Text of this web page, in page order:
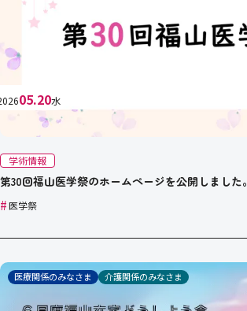
05.20水
学術情報
第30回福山医学祭のホームページを公開しました。
#医学祭
医療関係のみなさま 介護関係のみなさま